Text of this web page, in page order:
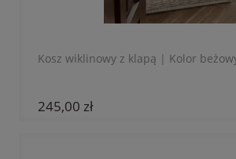
Kosz wiklinowy z klapą | Kolor
245,00 zł